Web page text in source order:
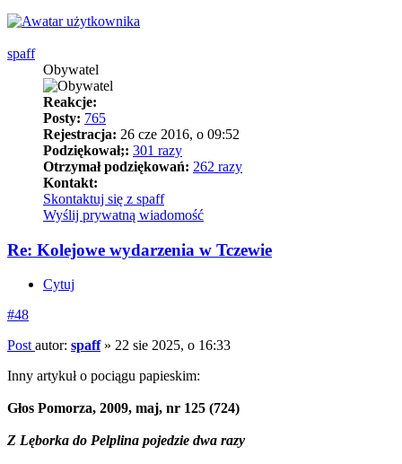
spaff
Obywatel
Reakcje:
Posty: 765
Rejestracja: 26 cze 2016, o 09:52
Podziękował;: 301 razy
Otrzymał podziękowań: 262 razy
Kontakt:
Skontaktuj się z spaff
Wyślij prywatną wiadomość
Re: Kolejowe wydarzenia w Tczewie
Cytuj
#48
Post autor: spaff» 22 sie 2025, o 16:33
Inny artykuł o pociągu papieskim:
Głos Pomorza, 2009, maj, nr 125 (724)
Z Lęborka do Pelplina pojedzie dwa razy